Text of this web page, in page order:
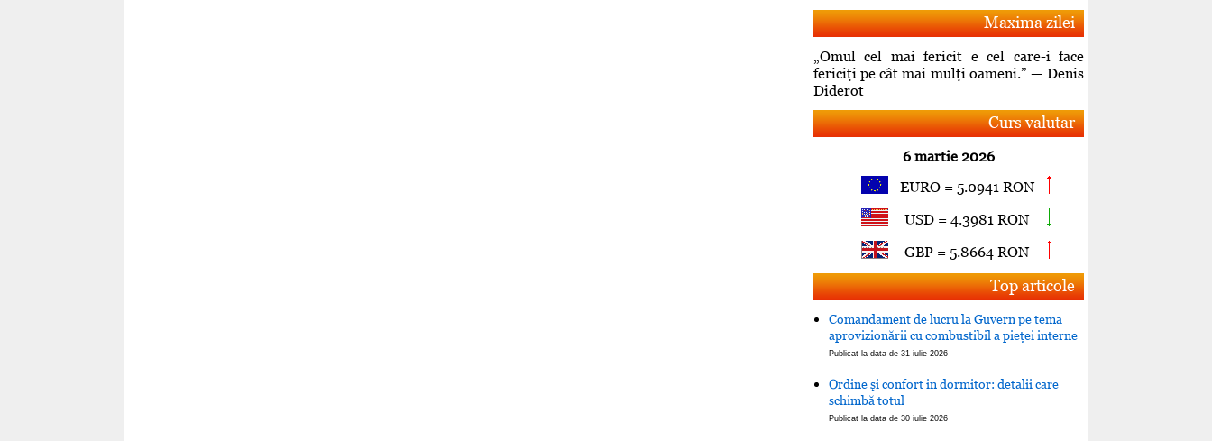
Maxima zilei
„Omul cel mai fericit e cel care-i face
fericiţi pe cât mai mulţi oameni.” — Denis
Diderot
Curs valutar
6 martie 2026
EURO = 5.0941 RON
USD = 4.3981 RON
GBP = 5.8664 RON
Top articole
Comandament de lucru la Guvern pe tema
aprovizionării cu combustibil a pieţei interne
Publicat la data de 31 iulie 2026
Ordine şi confort in dormitor: detalii care
schimbă totul
Publicat la data de 30 iulie 2026